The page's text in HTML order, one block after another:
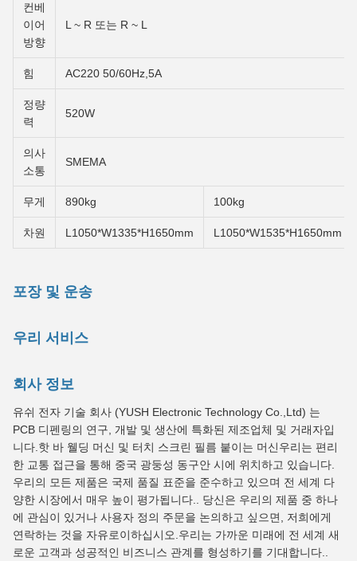
컨베
이어
방향
L ~ R 또는 R ~ L
힘 AC220 50/60Hz,5A
정량
력
520W
의사
소통
SMEMA
무게 890kg 100kg
차원 L1050*W1335*H1650mm L1050*W1535*H1650mm
포장 및 운송
우리 서비스
회사 정보
유쉬 전자 기술 회사 (YUSH Electronic Technology Co.,Ltd) 는
PCB 디펜링의 연구, 개발 및 생산에 특화된 제조업체 및 거래자입
니다.핫 바 웰딩 머신 및 터치 스크린 필름 붙이는 머신우리는 편리
한 교통 접근을 통해 중국 광둥성 동구안 시에 위치하고 있습니다.
우리의 모든 제품은 국제 품질 표준을 준수하고 있으며 전 세계 다
양한 시장에서 매우 높이 평가됩니다.. 당신은 우리의 제품 중 하나
에 관심이 있거나 사용자 정의 주문을 논의하고 싶으면, 저희에게
연락하는 것을 자유로이하십시오.우리는 가까운 미래에 전 세계 새
로운 고객과 성공적인 비즈니스 관계를 형성하기를 기대합니다..